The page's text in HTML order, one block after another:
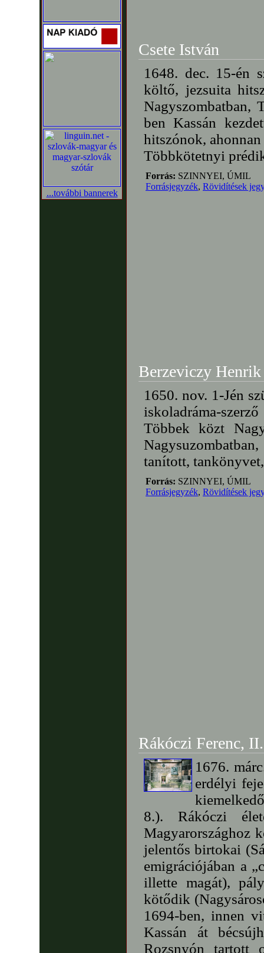
...további bannerek
Csete István
1648. dec. 15-én
költő, jezsuita
Nagyszombatban,
ben Kassán
hitszónok,
Többkötetnyi
Forrás: SZINNYEI, ÚMIL
Forrásjegyzék, Rövidítések
Berzeviczy Henrik
1650. nov. 1-Jén
iskoladráma-
Többek közt
tanított,
Forrás: SZINNYEI, ÚMIL
Forrásjegyzék, Rövidítések
Rákóczi Ferenc, II.
1676.
erdélyi
8.). Rákóczi
Magyarországhoz
jelentős birtokai
emigrációjában a
illette magát),
kötődik
1694-ben, innen
Kassán át
Rozsnyón tartott